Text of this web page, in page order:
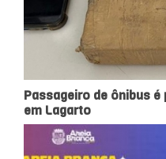
Passageiro de ônibus
em Lagarto